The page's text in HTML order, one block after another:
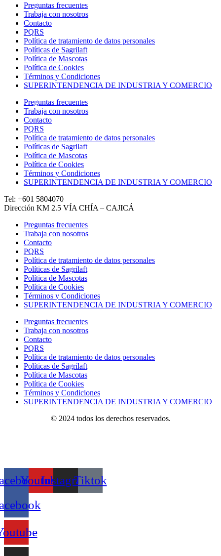
Preguntas frecuentes
Trabaja con nosotros
Contacto
PQRS
Política de tratamiento de datos personales
Políticas de Sagrilaft
Política de Mascotas
Política de Cookies
Términos y Condiciones
SUPERINTENDENCIA DE INDUSTRIA Y COMERCIO
Preguntas frecuentes
Trabaja con nosotros
Contacto
PQRS
Política de tratamiento de datos personales
Políticas de Sagrilaft
Política de Mascotas
Política de Cookies
Términos y Condiciones
SUPERINTENDENCIA DE INDUSTRIA Y COMERCIO
Tel: +601 5804070
Dirección KM 2.5 VÍA CHÍA – CAJICÁ
Preguntas frecuentes
Trabaja con nosotros
Contacto
PQRS
Política de tratamiento de datos personales
Políticas de Sagrilaft
Política de Mascotas
Política de Cookies
Términos y Condiciones
SUPERINTENDENCIA DE INDUSTRIA Y COMERCIO
Preguntas frecuentes
Trabaja con nosotros
Contacto
PQRS
Política de tratamiento de datos personales
Políticas de Sagrilaft
Política de Mascotas
Política de Cookies
Términos y Condiciones
SUPERINTENDENCIA DE INDUSTRIA Y COMERCIO
© 2024 todos los derechos reservados.
YoutubeInstagramTiktok